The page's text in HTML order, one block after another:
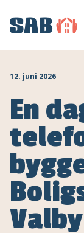
12. juni 2026
En